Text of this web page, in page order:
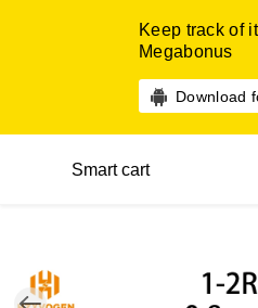
Keep track of
Megabonus
Download
Smart cart